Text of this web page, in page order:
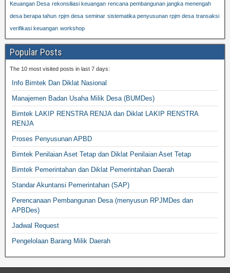
Keuangan Desa rekonsiliasi keuangan rencana pembangunan jangka menengah
desa berapa tahun rpjm desa seminar sistematika penyusunan rpjm desa transaksi
verifikasi keuangan workshop
Popular Posts
The 10 most visited posts in last 7 days:
Info Bimtek Dan Diklat Nasional
Manajemen Badan Usaha Milik Desa (BUMDes)
Bimtek LAKIP RENSTRA RENJA dan Diklat LAKIP RENSTRA
RENJA
Proses Penyusunan APBD
Bimtek Penilaian Aset Tetap dan Diklat Penilaian Aset Tetap
Bimtek Pemerintahan dan Diklat Pemerintahan Daerah
Standar Akuntansi Pemerintahan (SAP)
Perencanaan Pembangunan Desa (menyusun RPJMDes dan
APBDes)
Jadwal Request
Pengelolaan Barang Milik Daerah